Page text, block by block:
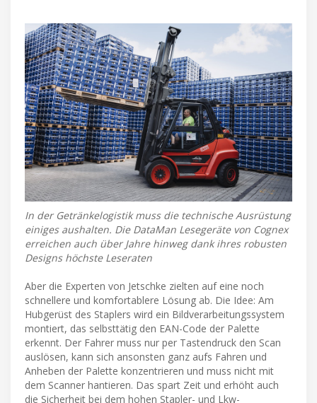
In der Getränkelogistik muss die technische Ausrüstung
einiges aushalten. Die DataMan Lesegeräte von Cognex
erreichen auch über Jahre hinweg dank ihres robusten
Designs höchste Leseraten
Aber die Experten von Jetschke zielten auf eine noch
schnellere und komfortablere Lösung ab. Die Idee: Am
Hubgerüst des Staplers wird ein Bildverarbeitungssystem
montiert, das selbsttätig den EAN-Code der Palette
erkennt. Der Fahrer muss nur per Tastendruck den Scan
auslösen, kann sich ansonsten ganz aufs Fahren und
Anheben der Palette konzentrieren und muss nicht mit
dem Scanner hantieren. Das spart Zeit und erhöht auch
die Sicherheit bei dem hohen Stapler- und Lkw-